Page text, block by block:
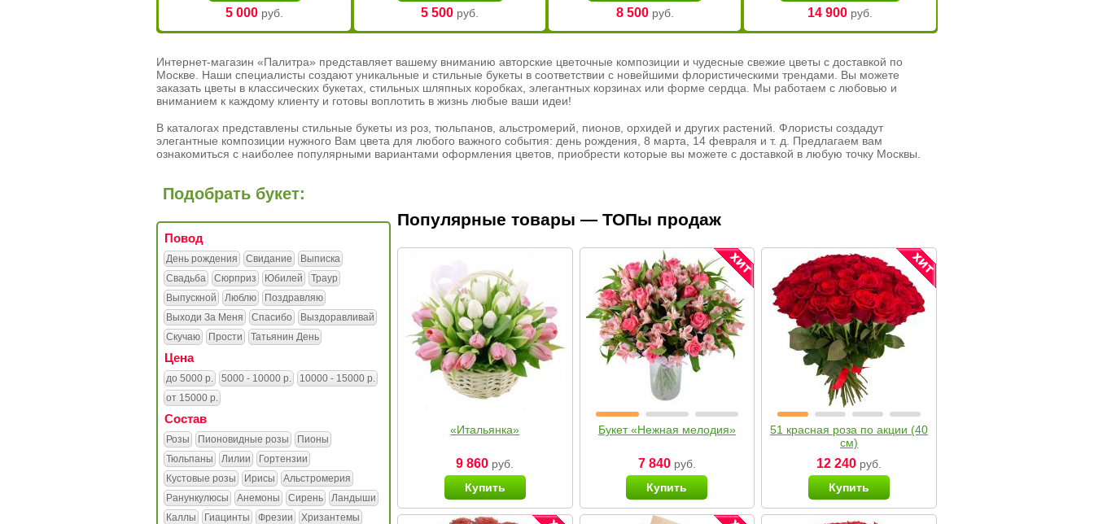
5 000 руб. 5 500 руб. 8 500руб. 14 900руб.
Интернет-магазин «Палитра» представляет вашему вниманию авторские цветочные композиции и чудесные свежие цветы с доставкой по
Москве. Наши специалисты создают уникальные и стильные букеты в соответствии с новейшими флористическими трендами. Вы можете
заказать цветы в классических букетах, стильных шляпных коробках, элегантных корзинах или форме сердца. Мы работаем с любовью и
вниманием к каждому клиенту и готовы воплотить в жизнь любые ваши идеи!
В каталогах представлены стильные букеты из роз, тюльпанов, альстромерий, пионов, орхидей и других растений. Флористы создадут
элегантные композиции нужного Вам цвета для любого важного события: день рождения, 8 марта, 14 февраля и т. д. Предлагаем вам
ознакомиться с наиболее популярными вариантами оформления цветов, приобрести которые вы можете с доставкой в любую точку Москвы.
Подобрать букет:
Повод
День рождения Свидание
Выписка
Свадьба
Сюрприз Юбилей
Траур
Выпускной
Люблю
Поздравляю
Выходи За Меня
Спасибо
Выздоравливай
Скучаю
Прости Татьянин День
Цена
до 5000 р. 5000 - 10000 р.
10000 - 15000 р.
от 15000 р.
Состав
Розы Пионовидные розы
Пионы
Тюльпаны
Лилии
Гортензии
Кустовые розы
Ирисы
Альстромерия
Ранункулюсы
Анемоны Сирень
Ландыши
Каллы
Гиацинты Фрезии
Хризантемы
Популярные товары — ТОПы продаж
«Итальянка»
9 860 руб.
Купить
Букет «Нежная мелодия»
7 840руб.
Купить
51 красная роза по акции (40
см)
12 240 руб.
Купить